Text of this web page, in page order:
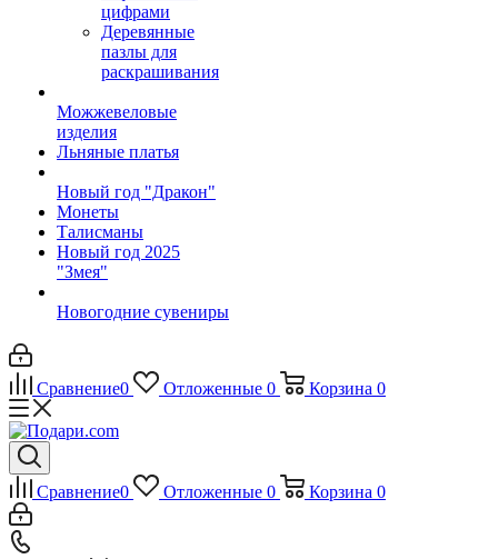
цифрами
Деревянные
пазлы для
раскрашивания
Можжевеловые
изделия
Льняные платья
Новый год "Дракон"
Монеты
Талисманы
Новый год 2025
"Змея"
Новогодние сувениры
Сравнение0 Отложенные 0 Корзина 0
Сравнение0 Отложенные 0 Корзина 0